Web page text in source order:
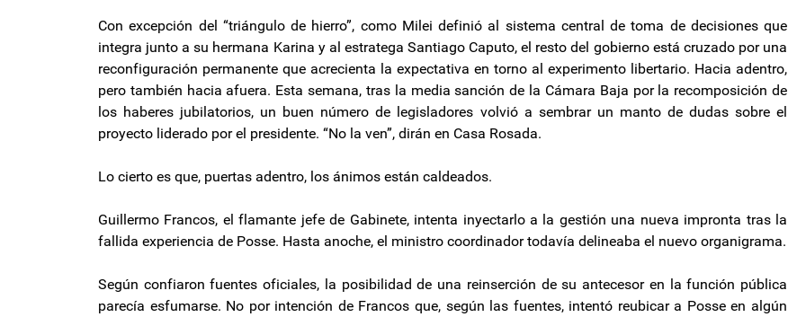
Con excepción del “triángulo de hierro”, como Milei definió al sistema central de toma de decisiones que
integra junto a su hermana Karina y al estratega Santiago Caputo, el resto del gobierno está cruzado por una
reconfiguración permanente que acrecienta la expectativa en torno al experimento libertario. Hacia adentro,
pero también hacia afuera. Esta semana, tras la media sanción de la Cámara Baja por la recomposición de
los haberes jubilatorios, un buen número de legisladores volvió a sembrar un manto de dudas sobre el
proyecto liderado por el presidente. “No la ven”, dirán en Casa Rosada.
Lo cierto es que, puertas adentro, los ánimos están caldeados.
Guillermo Francos, el flamante jefe de Gabinete, intenta inyectarlo a la gestión una nueva impronta tras la
fallida experiencia de Posse. Hasta anoche, el ministro coordinador todavía delineaba el nuevo organigrama.
Según confiaron fuentes oficiales, la posibilidad de una reinserción de su antecesor en la función pública
parecía esfumarse. No por intención de Francos que, según las fuentes, intentó reubicar a Posse en algún